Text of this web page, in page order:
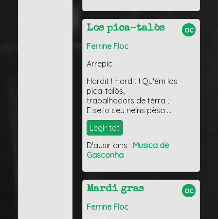
oc
Los pica-talòs
Ferrine Floc
Arrepic :
Hardit ! Hardit ! Qu'èm los
pica-talòs,
trabalhadors de tèrra ;
E se lo ceu ne'ns pèsa …
Legir tot
D'ausir dins : Musica de
Gasconha
oc
Mardi gras
Ferrine Floc